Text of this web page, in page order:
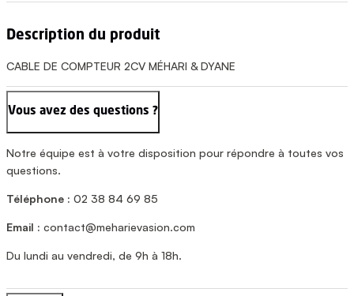
Description du produit
CABLE DE COMPTEUR 2CV MÉHARI & DYANE
Vous avez des questions ?
Notre équipe est à votre disposition pour répondre à toutes vos
questions.
Téléphone : 02 38 84 69 85
Email : contact@meharievasion.com
Du lundi au vendredi, de 9h à 18h.